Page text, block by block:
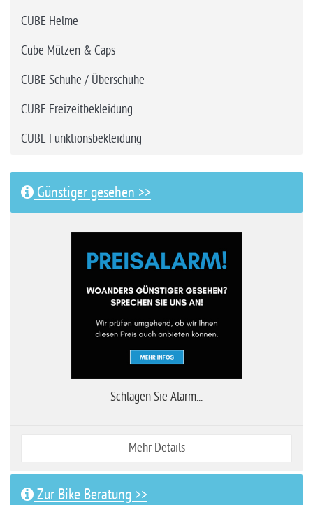
CUBE Helme
Cube Mützen & Caps
CUBE Schuhe / Überschuhe
CUBE Freizeitbekleidung
CUBE Funktionsbekleidung
Günstiger gesehen >>
Schlagen Sie Alarm...
Mehr Details
Zur Bike Beratung >>